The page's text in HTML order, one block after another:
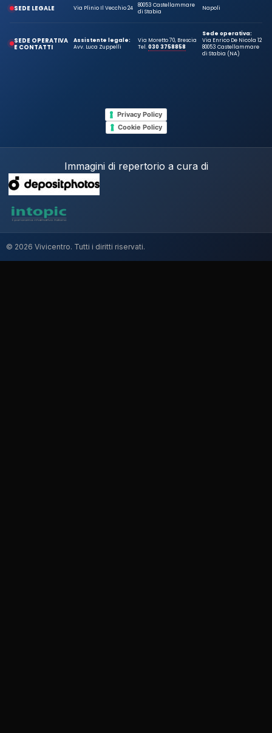
SEDE LEGALE Via Plinio Il Vecchio 24
80053 Castellammare
di Stabia
Napoli
SEDE OPERATIVA
E CONTATTI
Assistente legale:
Avv. Luca Zuppelli
Via Moretto 70, Brescia
Tel.030 3758858
Sede operativa:
Via Enrico De Nicola 12
80053 Castellammare
di Stabia (NA)
Privacy Policy
Cookie Policy
Immagini di repertorio a cura di
© 2026 Vivicentro. Tutti i diritti riservati.